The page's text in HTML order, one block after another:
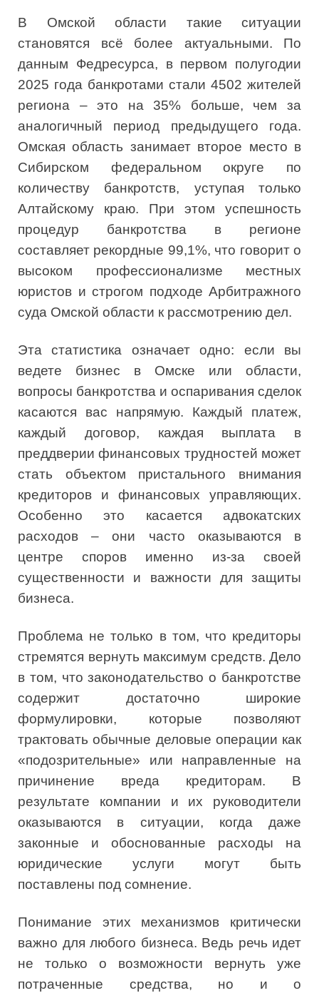
В Омской области такие ситуации
становятся всё более актуальными. По
данным Федресурса, в первом полугодии
2025 года банкротами стали 4502 жителей
региона – это на 35% больше, чем за
аналогичный период предыдущего года.
Омская область занимает второе место в
Сибирском федеральном округе по
количеству банкротств, уступая только
Алтайскому краю. При этом успешность
процедур банкротства в регионе
составляет рекордные 99,1%, что говорит о
высоком профессионализме местных
юристов и строгом подходе Арбитражного
суда Омской области к рассмотрению дел.
Эта статистика означает одно: если вы
ведете бизнес в Омске или области,
вопросы банкротства и оспаривания сделок
касаются вас напрямую. Каждый платеж,
каждый договор, каждая выплата в
преддверии финансовых трудностей может
стать объектом пристального внимания
кредиторов и финансовых управляющих.
Особенно это касается адвокатских
расходов – они часто оказываются в
центре споров именно из-за своей
существенности и важности для защиты
бизнеса.
Проблема не только в том, что кредиторы
стремятся вернуть максимум средств. Дело
в том, что законодательство о банкротстве
содержит достаточно широкие
формулировки, которые позволяют
трактовать обычные деловые операции как
«подозрительные» или направленные на
причинение вреда кредиторам. В
результате компании и их руководители
оказываются в ситуации, когда даже
законные и обоснованные расходы на
юридические услуги могут быть
поставлены под сомнение.
Понимание этих механизмов критически
важно для любого бизнеса. Ведь речь идет
не только о возможности вернуть уже
потраченные средства, но и о